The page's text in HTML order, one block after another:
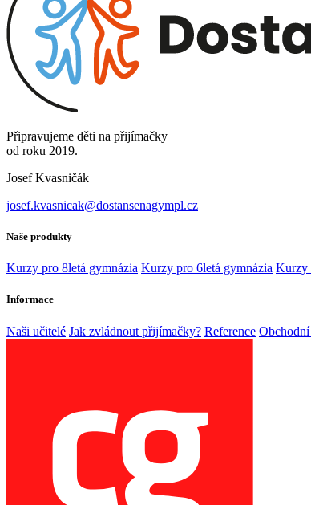
Připravujeme děti na přijímačky
od roku 2019.
Josef Kvasničák
josef.kvasnicak@dostansenagympl.cz
Naše produkty
Kurzy pro 8letá gymnázia Kurzy pro 6letá gymnázia Kurzy
Informace
Naši učitelé Jak zvládnout přijímačky? Reference